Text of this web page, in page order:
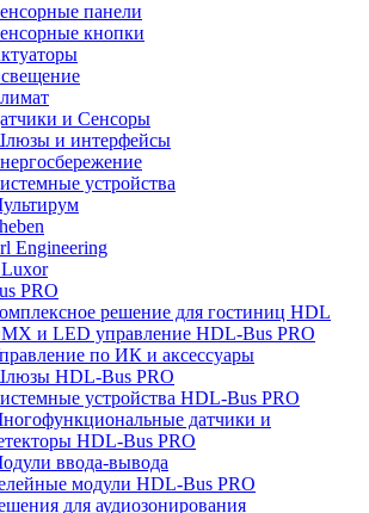
панели
кнопки
и Сенсоры
и интерфейсы
устройства
Engineering
PRO
решение для гостиниц HDL
и LED управление HDL-Bus PRO
по ИК и аксессуары
HDL-Bus PRO
устройства HDL-Bus PRO
датчики и
HDL-Bus PRO
ввода-вывода
модули HDL-Bus PRO
для аудиозонирования